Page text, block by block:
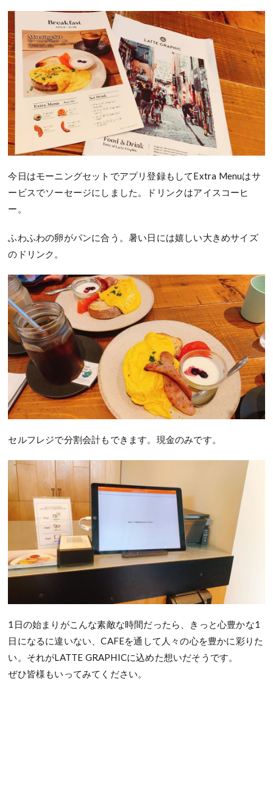
今日はモーニングセットでアプリ登録もしてExtra Menuはサ
ービスでソーセージにしました。ドリンクはアイスコーヒ
ー。
ふわふわの卵がパンに合う。暑い日には嬉しい大きめサイズ
のドリンク。
セルフレジで分割会計もできます。現金のみです。
1日の始まりがこんな素敵な時間だったら、きっと心豊かな1
日になるに違いない、CAFEを通して人々の心を豊かに彩りた
い。それがLATTE GRAPHICに込めた想いだそうです。
ぜひ皆様もいってみてください。